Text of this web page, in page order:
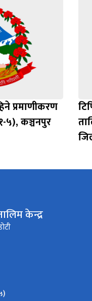
प्रमाणीकरण
कञ्चनपुर
केन्द्र